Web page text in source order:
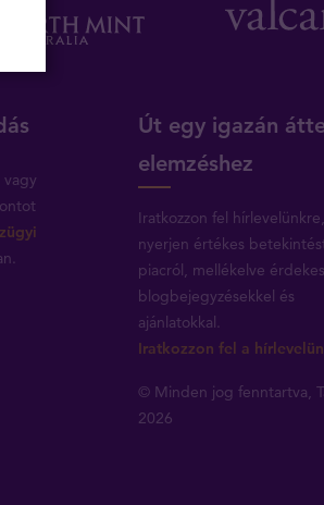
vagy
Út egy igazán
elemzéshez
Iratkozzon fel
nyerjen értékes
piacról, mellékelve érdekes
blogbejegyzésekkel és
ajánlatokkal.
Iratkozzon fel a
© Minden jog fenntartva,
2026